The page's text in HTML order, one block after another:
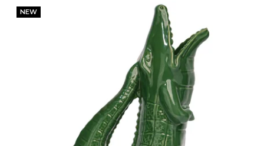
Nejprodávanější
NEW